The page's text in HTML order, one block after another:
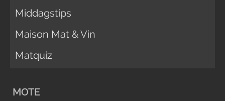
Middagstips
Maison Mat & Vin
Matquiz
MOTE